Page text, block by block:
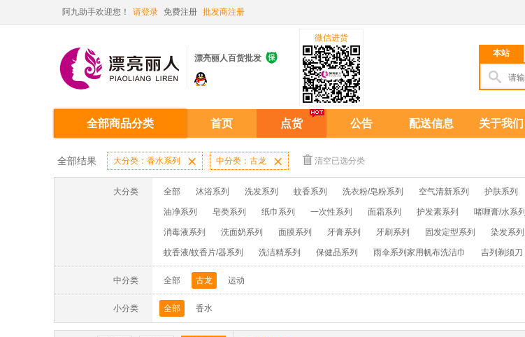
阿九助手欢迎您！ 请登录 免费注册 批发商注册
漂亮丽人百货批发 
微信进货
本站
全部商品分类 首页 点货 公告 配送信息 关于我们
全部结果 大分类：香水系列  中分类：古龙  清空已选分类
大分类 全部 沐浴系列 洗发系列 蚊香系列 洗衣粉/皂粉系列 空气清新系列 护肤系列
油净系列 皂类系列 纸巾系列 一次性系列 面霜系列 护发素系列 啫喱膏/水系列
消毒液系列 洗面奶系列 面膜系列 牙膏系列 牙刷系列 固发定型系列 染发系列
蚊香液/蚊香片/器系列 洗洁精系列 保健品系列 雨伞系列家用帆布洗洁巾 吉列剃须刀
中分类 全部 古龙 运动
小分类 全部 香水